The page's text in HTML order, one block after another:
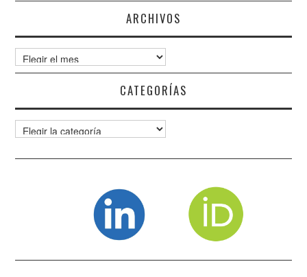
ARCHIVOS
Archivos
CATEGORÍAS
Categorías